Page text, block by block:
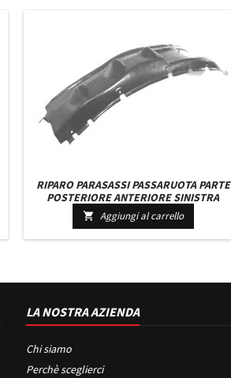
RIPARO PARASASSI PASSARUOTA PARTE
POSTERIORE ANTERIORE SINISTRA
MITSUBISHI L200 DAL 2005 IN POI
 Aggiungi al carrello
LA NOSTRA AZIENDA
Chi siamo
Perchè sceglierci